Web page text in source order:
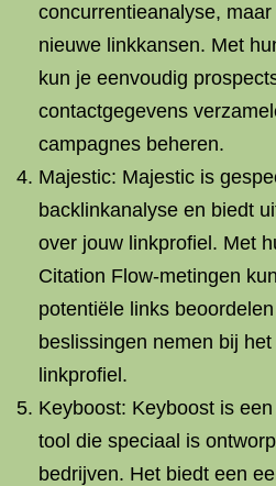
concurrentieanalyse,
nieuwe linkkansen. Met
kun je eenvoudig
contactgegevens
campagnes beheren.
Majestic: Majestic is
backlinkanalyse en biedt
over jouw linkprofiel. Met
Citation Flow-metingen
potentiële links
beslissingen nemen bij
linkprofiel.
Keyboost: Keyboost is
tool die speciaal is
bedrijven. Het biedt een